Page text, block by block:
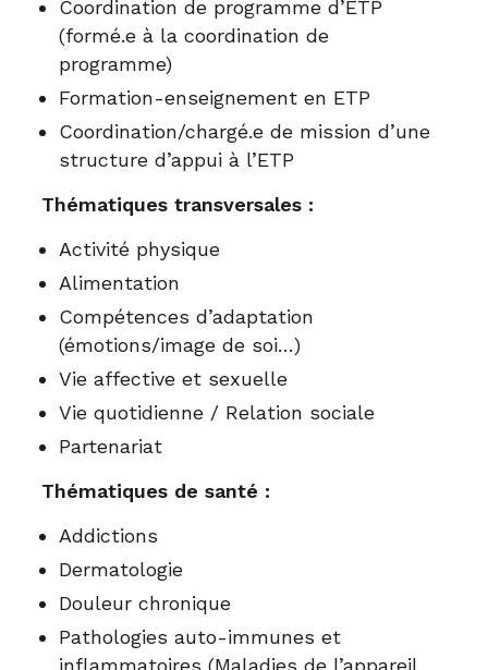
Coordination de programme d’ETP
(formé.e à la coordination de
programme)
Formation-enseignement en ETP
Coordination/chargé.e de mission d’une
structure d’appui à l’ETP
Thématiques transversales :
Activité physique
Alimentation
Compétences d’adaptation
(émotions/image de soi…)
Vie affective et sexuelle
Vie quotidienne / Relation sociale
Partenariat
Thématiques de santé :
Addictions
Dermatologie
Douleur chronique
Pathologies auto-immunes et
inflammatoires (Maladies de l’appareil